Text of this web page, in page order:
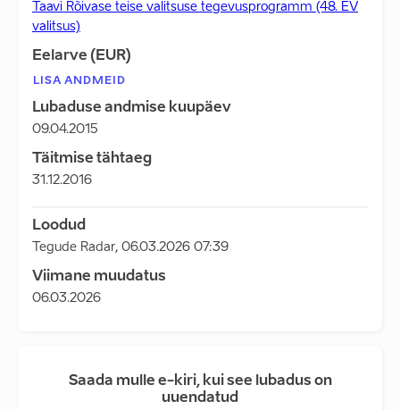
Taavi Rõivase teise valitsuse tegevusprogramm (48. EV
valitsus)
Eelarve (EUR)
LISA ANDMEID
Lubaduse andmise kuupäev
09.04.2015
Täitmise tähtaeg
31.12.2016
Loodud
Tegude Radar, 06.03.2026 07:39
Viimane muudatus
06.03.2026
Saada mulle e-kiri, kui see lubadus on
uuendatud